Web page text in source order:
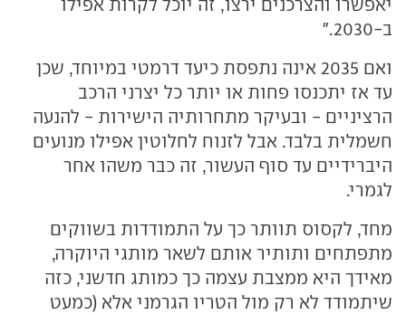
ב-2030."
ואם 2035 אינה נתפסת כיעד דרמטי במיוחד, שכן
עד אז יתכנסו פחות או יותר כל יצרני הרכב
הרציניים - ובעיקר מתחרותיה הישירות - להנעה
חשמלית בלבד. אבל לזנוח לחלוטין אפילו מנועים
היברידיים עד סוף העשור, זה כבר משהו אחר
לגמרי.
מחד, לקסוס תוותר כך על התמודדות בשווקים
מתפתחים ותותיר אותם לשאר מותגי היוקרה,
מאידך היא ממצבת עצמה כך כמותג חדשני, כזה
שיתמודד לא רק מול הטריו הגרמני אלא (כמעט